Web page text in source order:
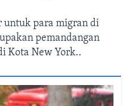
untuk para migran di
pemandangan
Kota New York..